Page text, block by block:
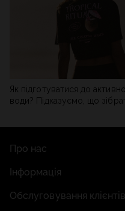
Як підготуватися до
води? Підказуємо, що
Про нас
Інформація
Обслуговування клієнтів